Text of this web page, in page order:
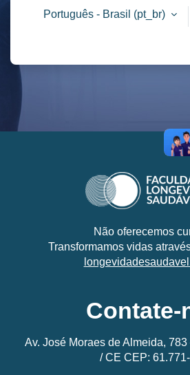
Português - Brasil ‎(pt_br)‎
Não oferecemos
Transformamos vidas
Contate-
Av. José Moraes de Almeida,
/ CE CEP: